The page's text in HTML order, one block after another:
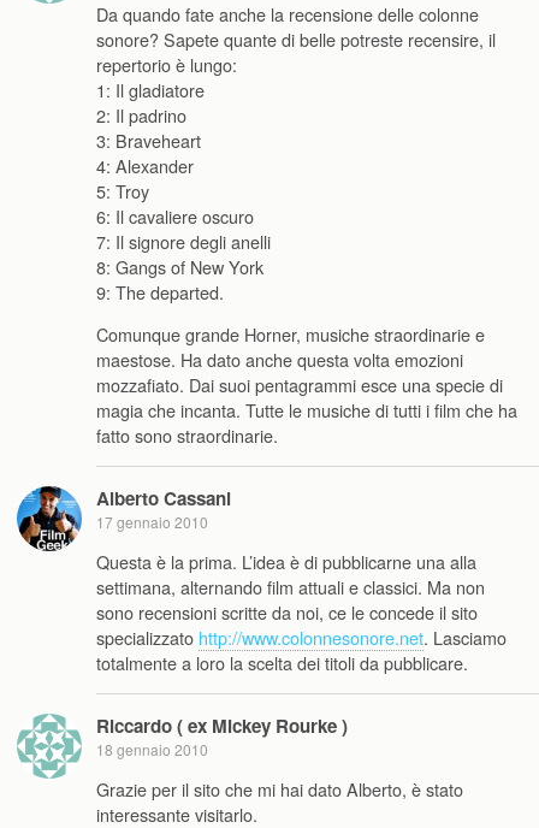
Da quando fate anche la recensione delle colonne
sonore? Sapete quante di belle potreste recensire, il
repertorio è lungo:
1: Il gladiatore
2: Il padrino
3: Braveheart
4: Alexander
5: Troy
6: Il cavaliere oscuro
7: Il signore degli anelli
8: Gangs of New York
9: The departed.
Comunque grande Horner, musiche straordinarie e
maestose. Ha dato anche questa volta emozioni
mozzafiato. Dai suoi pentagrammi esce una specie di
magia che incanta. Tutte le musiche di tutti i film che ha
fatto sono straordinarie.
Alberto Cassani
17 gennaio 2010
Questa è la prima. L’idea è di pubblicarne una alla
settimana, alternando film attuali e classici. Ma non
sono recensioni scritte da noi, ce le concede il sito
specializzato http://www.colonnesonore.net. Lasciamo
totalmente a loro la scelta dei titoli da pubblicare.
Riccardo ( ex Mickey Rourke )
18 gennaio 2010
Grazie per il sito che mi hai dato Alberto, è stato
interessante visitarlo.